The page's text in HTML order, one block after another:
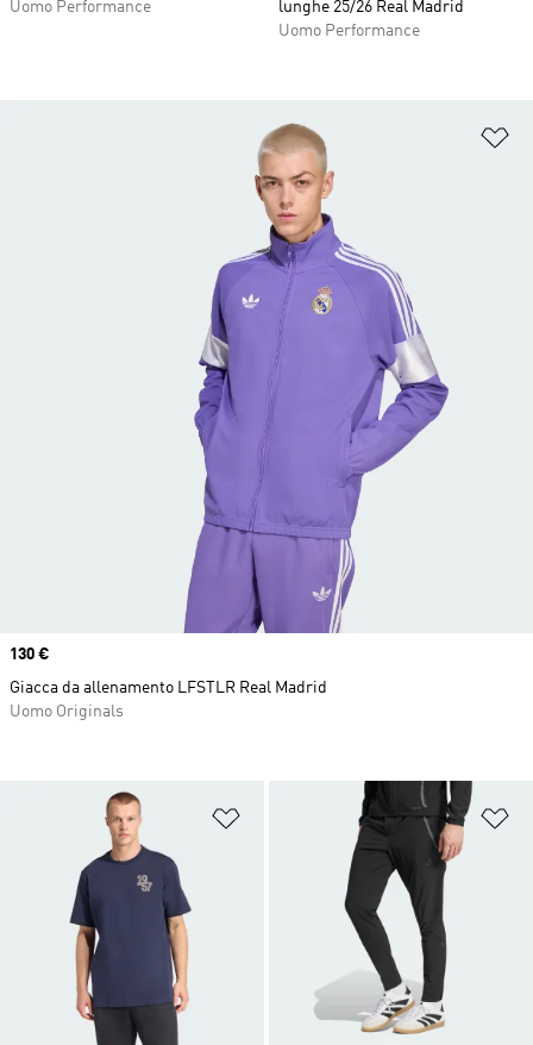
Uomo Performance
lunghe 25/26 Real Madrid
Uomo Performance
Aggiungi alla lista dei desideri
Price
130 €
Giacca da allenamento LFSTLR Real Madrid
Uomo Originals